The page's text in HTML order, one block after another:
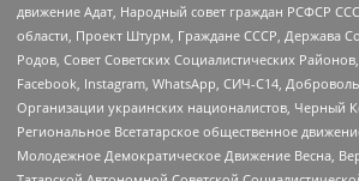
движение Адат, Народный совет граждан РСФСР
области, Проект Штурм, Граждане СССР, Держава
Родов, Совет Советских Социалистических
Facebook, Instagram, WhatsApp, СИЧ-С14,
Организации украинских националистов, Черный
Региональное Всетатарское общественное
Молодежное Демократическое Движение Весна,